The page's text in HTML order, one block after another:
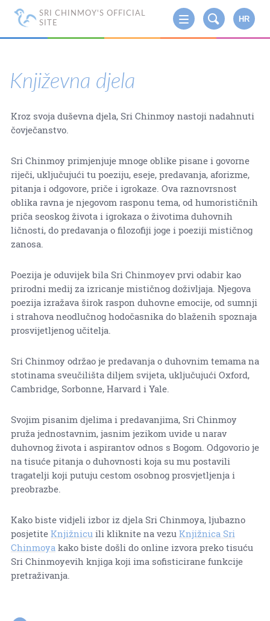
SRI CHINMOY'S OFFICIAL
SITE
HR
Književna djela
Kroz svoja duševna djela, Sri Chinmoy nastoji nadahnuti
čovječanstvo.
Sri Chinmoy primjenjuje mnoge oblike pisane i govorne
riječi, uključujući tu poeziju, eseje, predavanja, aforizme,
pitanja i odgovore, priče i igrokaze. Ova raznovrsnost
oblika ravna je njegovom rasponu tema, od humorističnih
priča seoskog života i igrokaza o životima duhovnih
ličnosti, do predavanja o filozofiji joge i poeziji mističnog
zanosa.
Poezija je oduvijek bila Sri Chinmoyev prvi odabir kao
prirodni medij za izricanje mističnog doživljaja. Njegova
poezija izražava širok raspon duhovne emocije, od sumnji
i strahova neodlučnog hodočasnika do blaženih spoznaja
prosvijetljenog učitelja.
Sri Chinmoy održao je predavanja o duhovnim temama na
stotinama sveučilišta diljem svijeta, uključujući Oxford,
Cambridge, Sorbonne, Harvard i Yale.
Svojim pisanim djelima i predavanjima, Sri Chinmoy
pruža jednostavnim, jasnim jezikom uvide u narav
duhovnog života i aspirantov odnos s Bogom. Odgovorio je
na tisuće pitanja o duhovnosti koja su mu postavili
tragatelji koji putuju cestom osobnog prosvjetljenja i
preobrazbe.
Kako biste vidjeli izbor iz djela Sri Chinmoya, ljubazno
posjetite Knjižnicuili kliknite na vezu Knjižnica Sri
Chinmoyakako biste došli do online izvora preko tisuću
Sri Chinmoyevih knjiga koji ima sofisticirane funkcije
pretraživanja.